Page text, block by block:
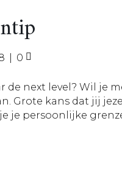
0
de next level? Wil je
Grote kans dat jij
je persoonlijke